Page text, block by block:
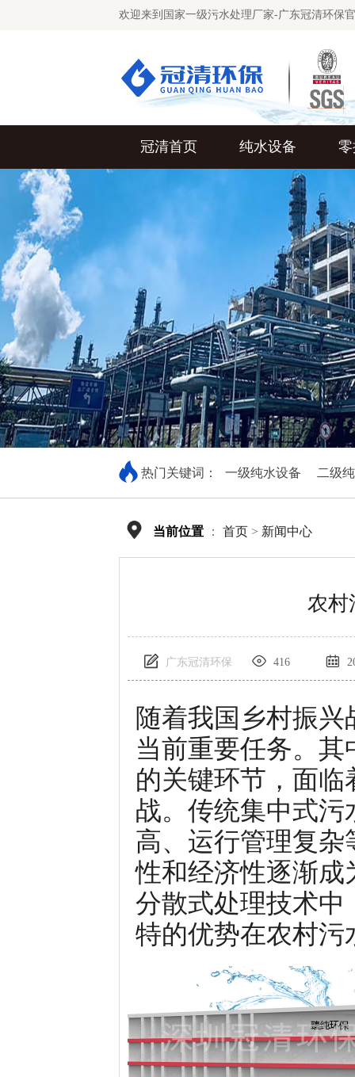
欢迎来到国家一级污水处理厂家-广东冠清环保
冠清首页 纯水设备
热门关键词： 一级纯水设备 二级
当前位置 ： 首页 > 新闻中心
农村
广东冠清环保 416
随着我国乡村振
当前重要任务。
的关键环节，面
战。传统集中式
高、运行管理复
性和经济性逐渐成
分散式处理技术中
特的优势在农村污